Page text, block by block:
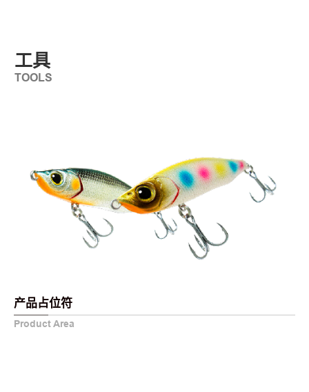
工具
TOOLS
产品占位符
Product Area